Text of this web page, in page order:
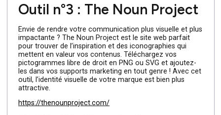
dans de nombreux formats disponibles. À noter que
certaine fonctionnalités sont payantes, noyemment
l’utilisation de certain pictogramme ou image dans vos
template.
Outil n°3 : The Noun Project
Envie de rendre votre communication plus visuelle et
impactante ? The Noun Project est le site web parfait